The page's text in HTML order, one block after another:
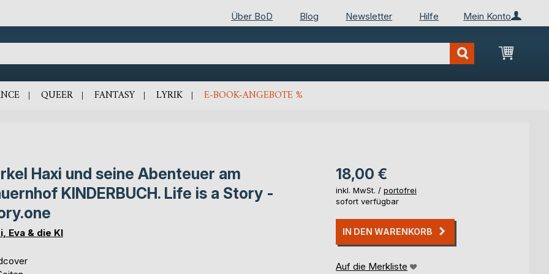
Mein Konto
Über BoD Blog Newsletter Hilfe
Mein
QUEER FANTASY LYRIK E-BOOK-ANGEBOTE %
Haxi und seine Abenteuer am
KINDERBUCH. Life is a Story -
Eva & die KI
18,00 €
inkl. MwSt. / portofrei
sofort verfügbar
IN DEN WARENKORB
Auf die Merkliste